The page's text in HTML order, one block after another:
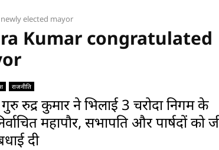
elected mayor
Kumar congratulated
राजनीति
गुरु रुद्र कुमार ने भिलाई 3 चरोदा निगम के
महापौर, सभापति और पार्षदों को
दी